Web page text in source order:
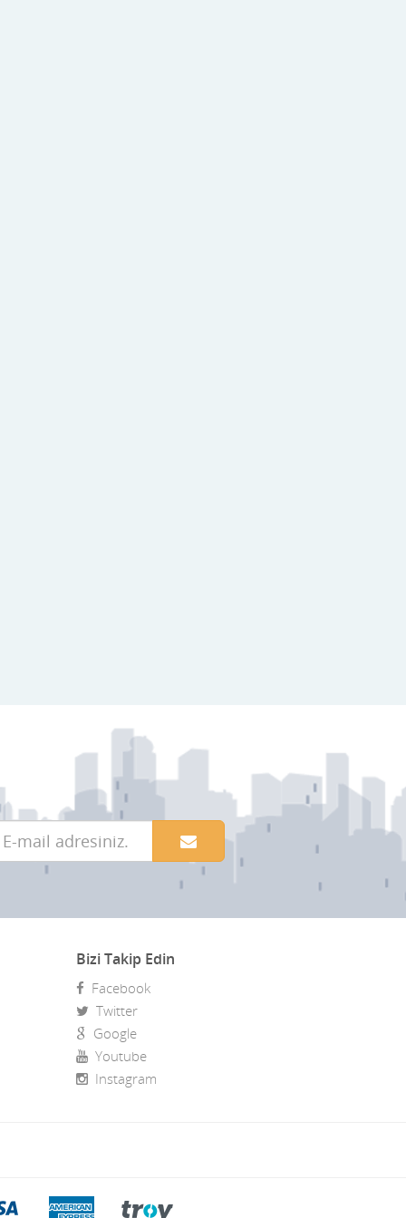
Bizi Takip Edin
Facebook
Twitter
Google
Youtube
Instagram